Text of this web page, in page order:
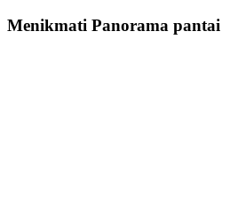
Menikmati Panorama pantai